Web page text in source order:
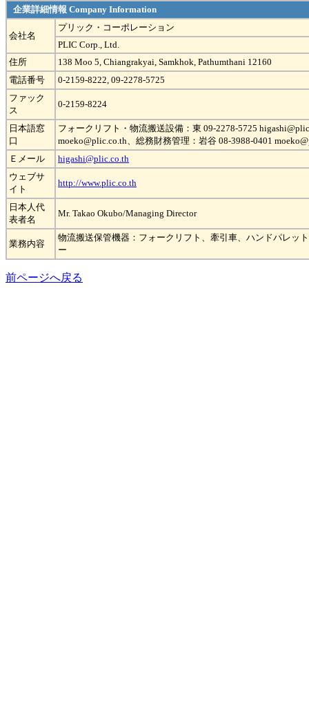
企業詳細情報 Company Information
会社名
プリック・コーポレーション
PLIC Corp., Ltd.
住所
138 Moo 5, Chiangrakyai, Samkhok, Pathumthani 12160
電話番号
0-2159-8222, 09-2278-5725
ファック
ス
0-2159-8224
日本語窓
口
フォークリフト・物流搬送設備：東 09-2278-5725
moeko@plic.co.th、総務財務管理：岩谷 08-3988-0401
Ｅメール
higashi@plic.co.th
ウェブサ
イト
http://www.plic.co.th
日本人代
表者名
Mr. Takao Okubo/Managing Director
業務内容
物流搬送保管機器：フォークリフト、牽引車、ハンドパレッ
ー
前ページへ戻る